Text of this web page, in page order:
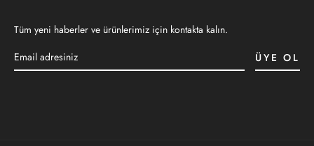
Tüm yeni haberler ve ürünlerimiz için kontakta kalın.
ÜYE OL